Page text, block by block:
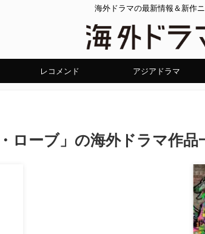
海外ドラマの最新情報＆新作
レコメンド アジアドラマ
ローブ」の海外ドラマ作品